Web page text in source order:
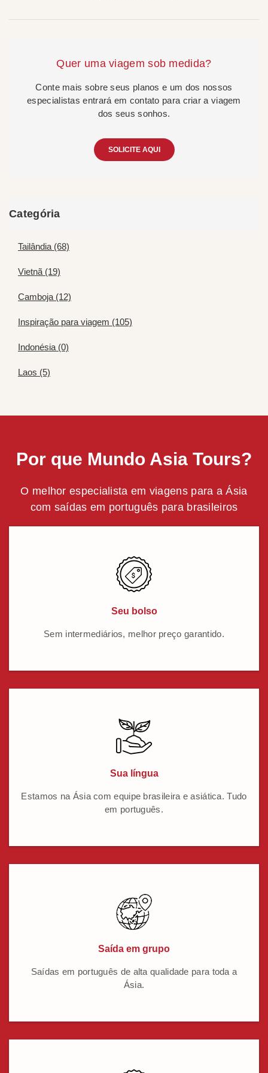
Quer uma viagem sob medida?
Conte mais sobre seus planos e um dos nossos
especialistas entrará em contato para criar a viagem
dos seus sonhos.
SOLICITE AQUI
Categória
Tailândia (68)
Vietnã (19)
Camboja (12)
Inspiração para viagem (105)
Indonésia (0)
Laos (5)
Por que Mundo Asia Tours?
O melhor especialista em viagens para a Ásia
com saídas em português para brasileiros
Seu bolso
Sem intermediários, melhor preço garantido.
Sua língua
Estamos na Ásia com equipe brasileira e asiática. Tudo
em português.
Saída em grupo
Saídas em português de alta qualidade para toda a
Ásia.